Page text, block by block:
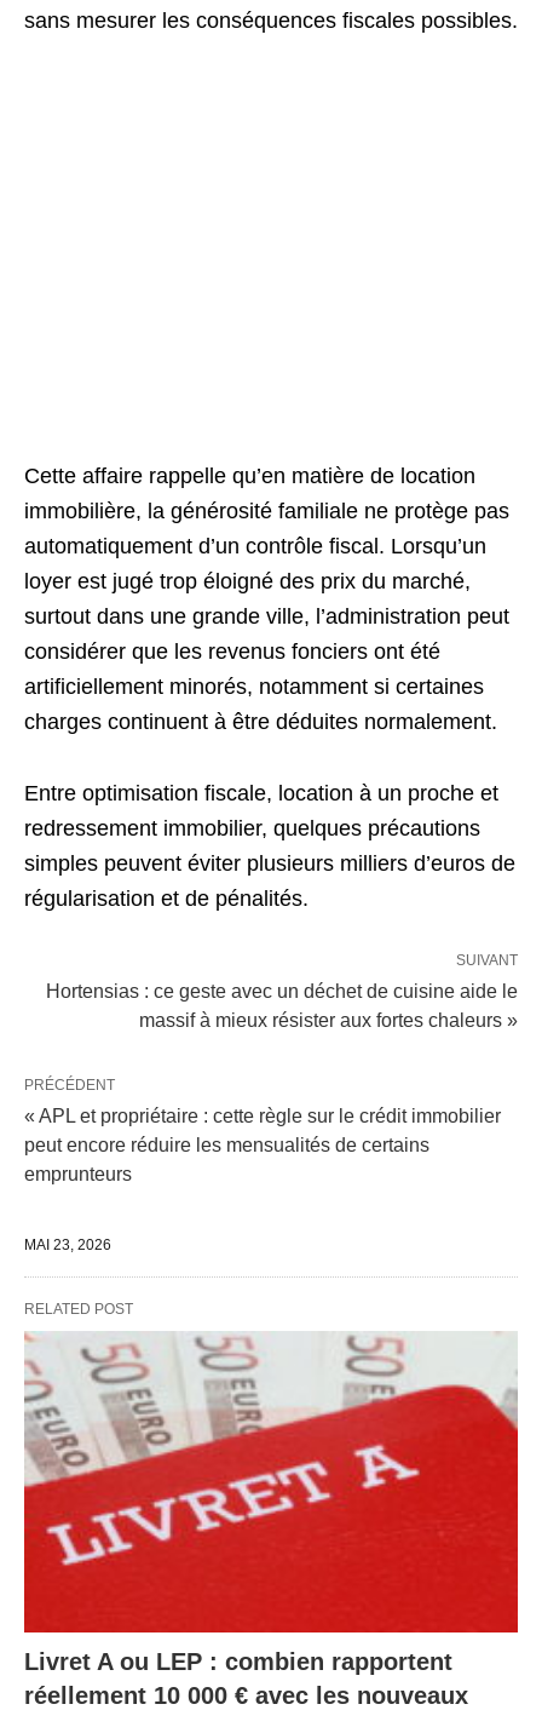
sans mesurer les conséquences fiscales possibles.
Cette affaire rappelle qu’en matière de location
immobilière, la générosité familiale ne protège pas
automatiquement d’un contrôle fiscal. Lorsqu’un
loyer est jugé trop éloigné des prix du marché,
surtout dans une grande ville, l’administration peut
considérer que les revenus fonciers ont été
artificiellement minorés, notamment si certaines
charges continuent à être déduites normalement.
Entre optimisation fiscale, location à un proche et
redressement immobilier, quelques précautions
simples peuvent éviter plusieurs milliers d’euros de
régularisation et de pénalités.
SUIVANT
Hortensias : ce geste avec un déchet de cuisine aide le
massif à mieux résister aux fortes chaleurs »
PRÉCÉDENT
« APL et propriétaire : cette règle sur le crédit immobilier
peut encore réduire les mensualités de certains
emprunteurs
MAI 23, 2026
RELATED POST
Livret A ou LEP : combien rapportent
réellement 10 000 € avec les nouveaux